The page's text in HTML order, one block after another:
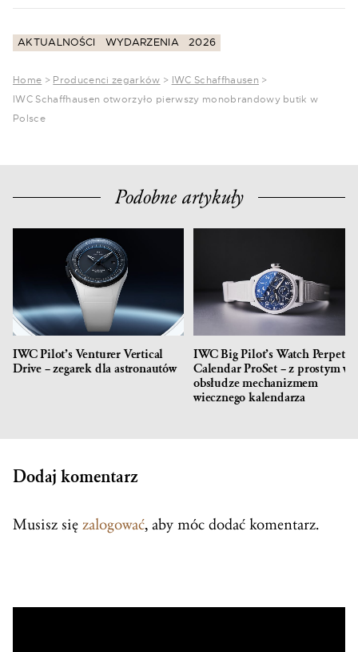
AKTUALNOŚCI WYDARZENIA 2026
Home > Producenci zegarków > IWC Schaffhausen >
IWC Schaffhausen otworzyło pierwszy monobrandowy butik w
Polsce
Podobne artykuły
IWC Pilot’s Venturer Vertical
Drive – zegarek dla astronautów
IWC Big Pilot’s Watch
Calendar ProSet – z prostym w
obsłudze mechanizmem
wiecznego kalendarza
Dodaj komentarz
Musisz się zalogować, aby móc dodać komentarz.